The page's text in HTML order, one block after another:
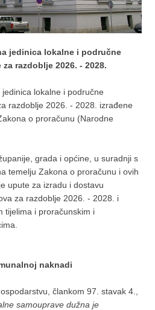
jedinica lokalne i područne
razdoblje 2026. - 2028.
lokalne i područne
razdoblje 2026. - 2028. izrađene
o proračunu (Narodne
grada i općine, u suradnji s
temelju Zakona o proračunu i ovih
upute za izradu i dostavu
za razdoblje 2026. - 2028. i
tijelima i proračunskim i
naknadi
člankom 97. stavak 4.,
samouprave dužna je